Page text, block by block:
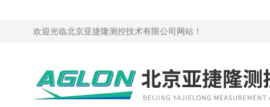
欢迎光临北京亚捷隆测控技术有限公司网站！